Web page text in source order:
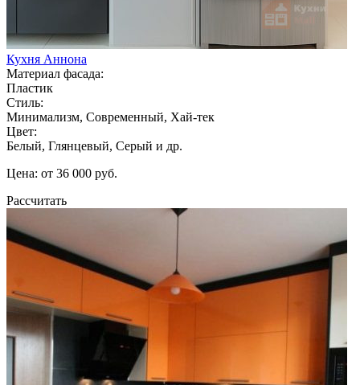
Кухня Аннона
Материал фасада:
Пластик
Стиль:
Минимализм, Современный, Хай-тек
Цвет:
Белый, Глянцевый, Серый и др.
Цена: от 36 000 руб.
Рассчитать